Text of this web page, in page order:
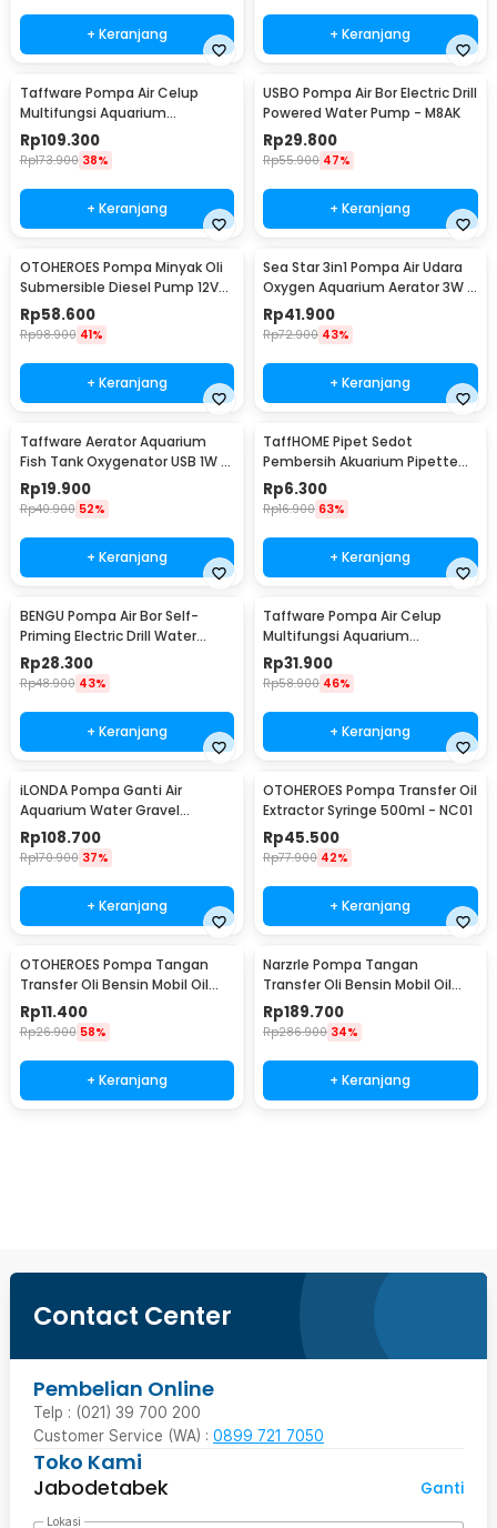
+ Keranjang + Keranjang
Taffware Pompa Air Celup
Multifungsi Aquarium
Submersible Pump 12V 30W -
ZYW890
Rp109.300
Rp173.900 38%
+ Keranjang
USBO Pompa Air Bor Electric Drill
Powered Water Pump - M8AK
Rp29.800
Rp55.900 47%
+ Keranjang
OTOHEROES Pompa Minyak Oli
Submersible Diesel Pump 12V
51mm - BXG38
Rp58.600
Rp98.900 41%
+ Keranjang
Sea Star 3in1 Pompa Air Udara
Oxygen Aquarium Aerator 3W -
HX-1100L
Rp41.900
Rp72.900 43%
+ Keranjang
Taffware Aerator Aquarium
Fish Tank Oxygenator USB 1W -
AB479
Rp19.900
Rp40.900 52%
+ Keranjang
TaffHOME Pipet Sedot
Pembersih Akuarium Pipette
Siphone Pump 30ml - NC03
Rp6.300
Rp16.900 63%
+ Keranjang
BENGU Pompa Air Bor Self-
Priming Electric Drill Water
Pump - JET101
Rp28.300
Rp48.900 43%
+ Keranjang
Taffware Pompa Air Celup
Multifungsi Aquarium
Submersible Pump 9V 3W -
1020
Rp31.900
Rp58.900 46%
+ Keranjang
iLONDA Pompa Ganti Air
Aquarium Water Gravel
Cleaner Pump 520L/H - L68
Rp108.700
Rp170.900 37%
+ Keranjang
OTOHEROES Pompa Transfer Oil
Extractor Syringe 500ml - NC01
Rp45.500
Rp77.900 42%
+ Keranjang
OTOHEROES Pompa Tangan
Transfer Oli Bensin Mobil Oil
Extractor Selang 1M - NC02
Rp11.400
Rp26.900 58%
+ Keranjang
NarzrIe Pompa Tangan
Transfer Oli Bensin Mobil Oil
Extractor 1.5L - NC03
Rp189.700
Rp286.900 34%
+ Keranjang
Contact Center
Pembelian Online
Telp : (021) 39 700 200
Customer Service (WA) : 0899 721 7050
Toko Kami
Jabodetabek
Ganti
Lokasi